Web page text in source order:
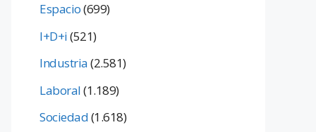
Espacio(699)
I+D+i(521)
Industria(2.581)
Laboral(1.189)
Sociedad(1.618)